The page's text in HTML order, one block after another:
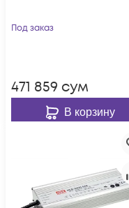
Под заказ
471 859 сум
В корзину